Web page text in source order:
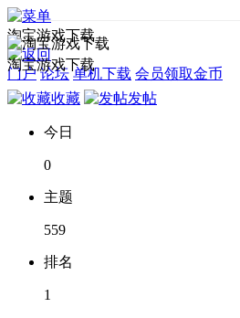
淘宝游戏下载
门户 论坛 单机下载 会员领取金币
淘宝游戏下载
收藏 发帖
今日
0
主题
559
排名
1